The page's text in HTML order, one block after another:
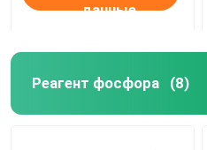
данные
Реагент фосфора (8)